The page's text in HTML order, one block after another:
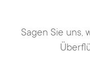
Sagen Sie uns,